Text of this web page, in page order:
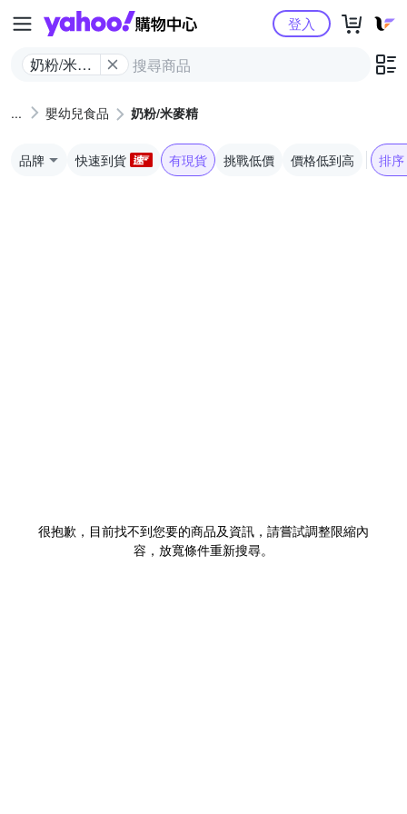
Yahoo購物中心
奶粉/米麥
登入
嬰幼兒食品 奶粉/米麥精
品牌 快速到貨 有現貨 挑戰低價 價格低到高 排序
很抱歉，目前找不到您要的商品及資訊，請嘗試調整限縮內
容，放寬條件重新搜尋。